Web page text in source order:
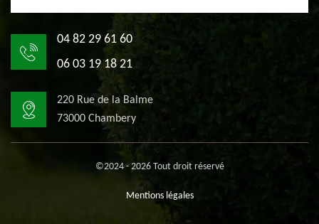
04 82 29 61 60
06 03 19 18 21
220 Rue de la Balme
73000 Chambery
©2024 - 2026 Tout droit réservé
Mentions légales